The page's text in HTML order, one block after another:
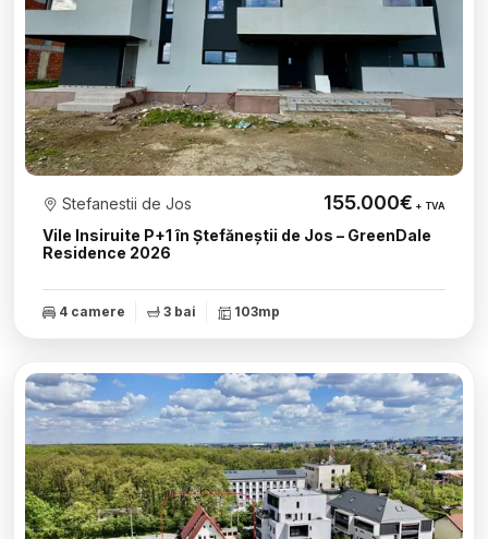
Vile Insiruite P+1 în Ștefăneștii de Jos – GreenDale
Residence 2026
Stefanestii de Jos 155.000€ + TVA
4 camere 3 bai 103mp